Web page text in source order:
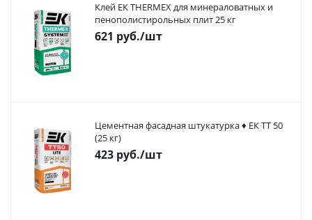
Клей ЕК THERMEX для минераловатных и
пенополистирольных плит 25 кг
621 руб./шт
Цементная фасадная штукатурка ♦ ЕК ТТ 50
(25 кг)
423 руб./шт